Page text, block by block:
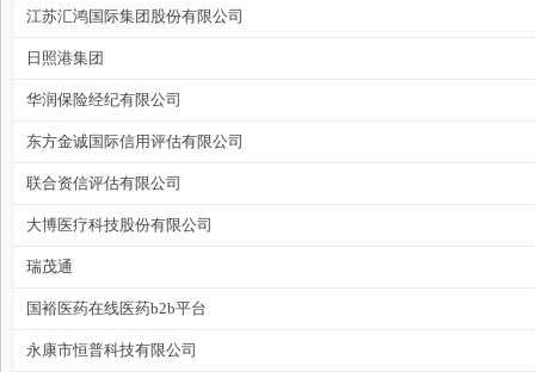
江苏汇鸿国际集团股份有限公司
日照港集团
华润保险经纪有限公司
东方金诚国际信用评估有限公司
联合资信评估有限公司
大博医疗科技股份有限公司
瑞茂通
国裕医药在线医药b2b平台
永康市恒普科技有限公司